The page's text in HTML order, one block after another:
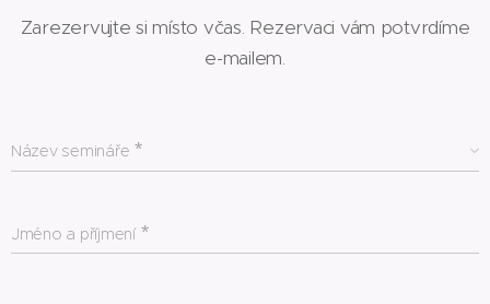
Zarezervujte si místo včas. Rezervaci vám potvrdíme
e-mailem.
Název semináře
Jméno a příjmení